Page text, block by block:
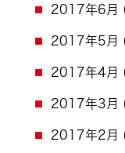
2017年6月
2017年5月
2017年4月
2017年3月
2017年2月